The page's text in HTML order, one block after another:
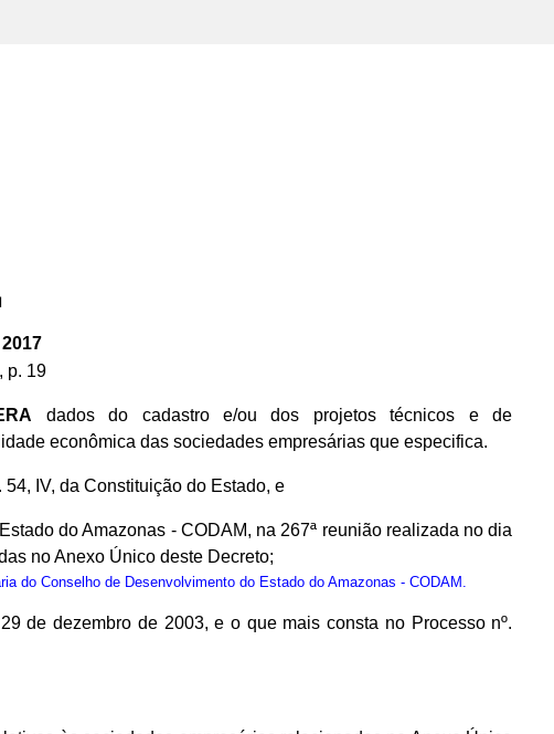
p. 19
dados do cadastro e/ou dos projetos técnicos e de
econômica das sociedades empresárias que especifica.
IV, da Constituição do Estado, e
do Amazonas - CODAM, na 267ª reunião realizada no dia
no Anexo Único deste Decreto;
do Conselho de Desenvolvimento do Estado do Amazonas - CODAM.
de dezembro de 2003, e o que mais consta no Processo nº.